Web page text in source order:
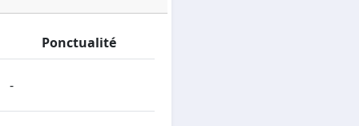
Ponctualité
-